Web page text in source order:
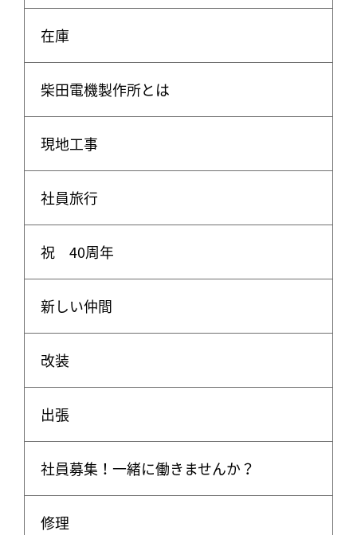
在庫
柴田電機製作所とは
現地工事
社員旅行
祝 40周年
新しい仲間
改装
出張
社員募集！一緒に働きませんか？
修理